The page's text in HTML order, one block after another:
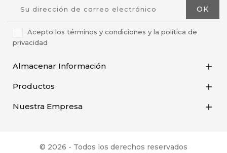
Acepto los términos y condiciones y la política de
privacidad
Almacenar Información 
Productos 
Nuestra Empresa 
© 2026 - Todos los derechos reservados